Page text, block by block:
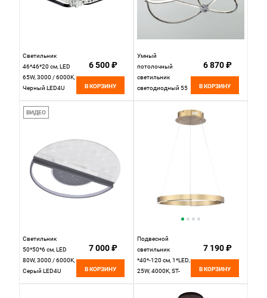
Светильник
46*46*20 см, LED
65W, 3000 / 6000K,
Черный LED4U
6 500 ₽
В КОРЗИНУ
Умный
потолочный
светильник
светодиодный 55
3300;4200;6500K
100W Eurosvet
6 870 ₽
В КОРЗИНУ
ВИДЕО
Светильник
50*50*6 см, LED
80W, 3000 / 6000K,
Серый LED4U
7 000 ₽
В КОРЗИНУ
Подвесной
светильник
*40*-120 см, 1*LED,
25W, 4000K, ST-
7 190 ₽
В КОРЗИНУ